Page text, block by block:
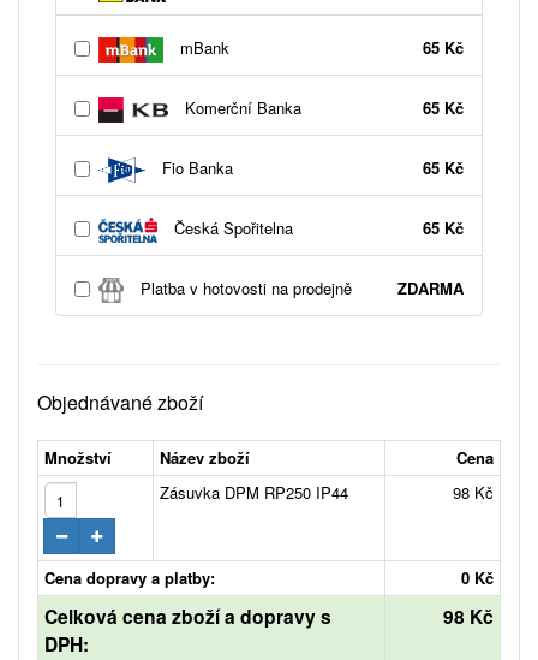
mBank 65 Kč
Komerční Banka 65 Kč
Fio Banka 65 Kč
Česká Spořitelna 65 Kč
Platba v hotovosti na prodejně ZDARMA
Objednávané zboží
Množství Název zboží
Cena
Zásuvka DPM RP250 IP44
98 Kč
Cena dopravy a platby: 0 Kč
Celková cena zboží a dopravy s
DPH:
98 Kč